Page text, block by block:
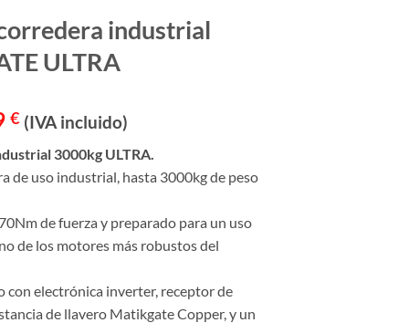
industrial
ULTRA
€El
actual
es:
(IVA incluido)
3000kg ULTRA.
de uso industrial, hasta 3000kg de peso
de fuerza y preparado para un uso
de los motores más robustos del
con electrónica inverter, receptor de
de llavero Matikgate Copper, y un